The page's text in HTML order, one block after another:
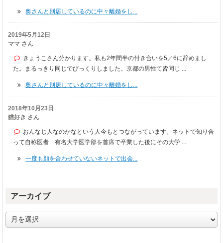
奥さんと別居しているのに中々離婚をし...
2019年5月12日
ママ さん
きょうこさん分かります。私も2年間半の付き合いを5／6に辞めまし
た。まるっきり同じでびっくりしました。京都の男性て皆同じ ...
奥さんと別居しているのに中々離婚をし...
2018年10月23日
猫好き さん
おんなじ人なのかなという人今もとつながっています。ネットで知り合
って自称医者 有名大学医学部を首席で卒業した後にその大学 ...
一度も顔を合わせていないネットで出会...
アーカイブ
ア
ー